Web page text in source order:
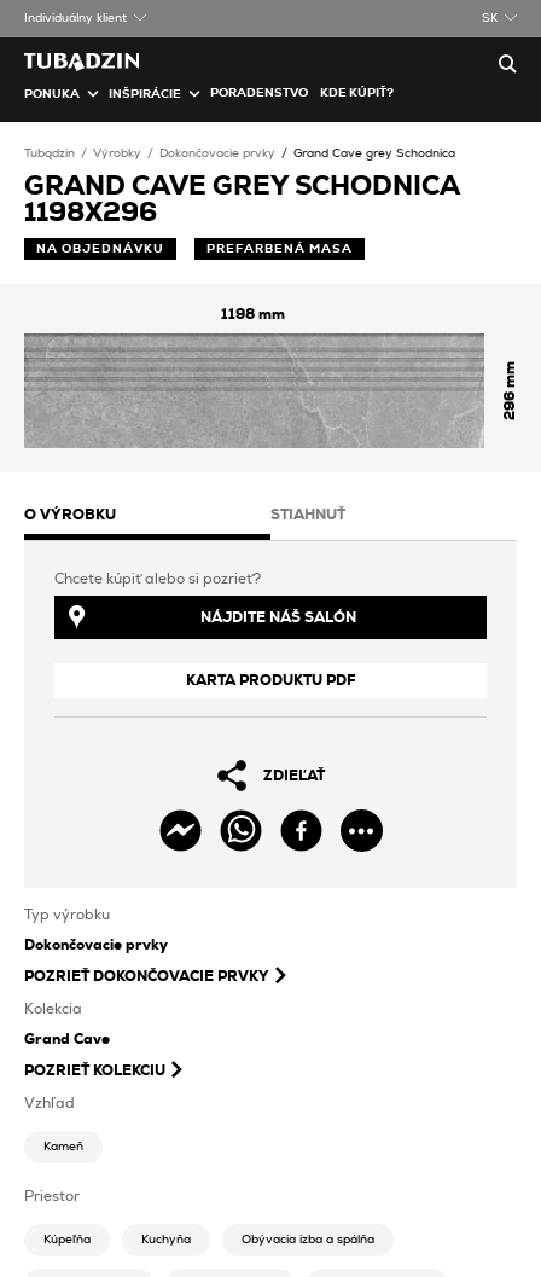
Individuálny klient SK
PONUKA INŠPIRÁCIE PORADENSTVO KDE KÚPIŤ?
Tubądzin Výrobky Dokončovacie prvky Grand Cave grey Schodnica
GRAND CAVE GREY SCHODNICA
1198X296
NA OBJEDNÁVKU PREFARBENÁ MASA
1198
296
O VÝROBKU STIAHNUŤ
Chcete kúpiť alebo si pozrieť?
NÁJDITE NÁŠ SALÓN
KARTA PRODUKTU PDF
ZDIEĽAŤ
Typ výrobku
Dokončovacie prvky
POZRIEŤDOKONČOVACIE PRVKY
Kolekcia
Grand Cave
POZRIEŤ KOLEKCIU
Vzhľad
Kameň
Priestor
Kúpeľňa Kuchyňa Obývacia izba a spálňa